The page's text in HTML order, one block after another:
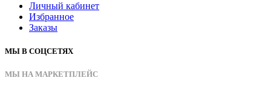
Личный кабинет
Избранное
Заказы
МЫ В СОЦСЕТЯХ
МЫ НА МАРКЕТПЛЕЙС